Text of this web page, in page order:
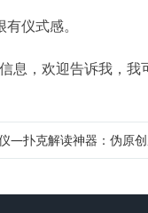
仪式感。
息，欢迎告诉我，我